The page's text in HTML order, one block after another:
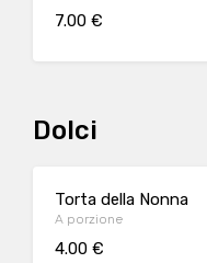
7.00 €
Dolci
Torta della Nonna
A porzione
4.00 €